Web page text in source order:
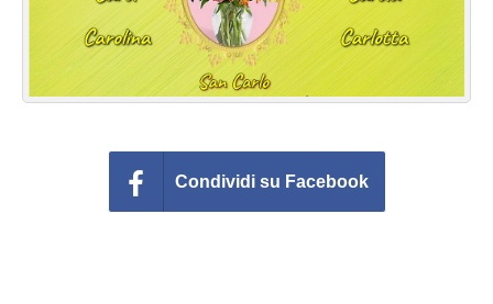
Cartoline animate
Accedi
Condividi su Facebook